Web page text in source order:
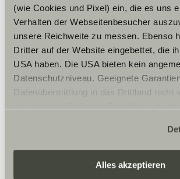
(wie Cookies und Pixel) ein, die es uns
Verhalten der Webseitenbesucher
unsere Reichweite zu messen. Ebenso
Dritter auf der Website eingebettet, die
USA haben. Die USA bieten kein
Datenschutzniveau. Geeignete
Datenübermittlung in das Drittland nicht
zustehen. Eingesetzte Dienstleister
eigene Zwecke verarbeiten und mit
zusammenführen. Weitere Informationen
Datenschutzerklärung
Alles akzeptieren
Vänligen acceptera
marknadsföringscookies
innehållet.
Cookie-inställningar